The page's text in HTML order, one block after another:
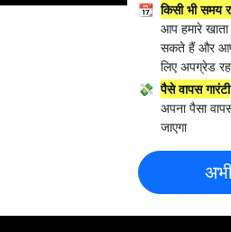
📆 किसी भी समय
आप हमारे
सकते हैं और
लिए अपग्रेड
💸 पैसे वापस गारंटी
अपना पैसा
जाएगा